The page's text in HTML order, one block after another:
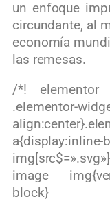
un enfoque
circundante, al
economía
las remesas.
/*!
.elementor-
a{display:inline-
image
block}